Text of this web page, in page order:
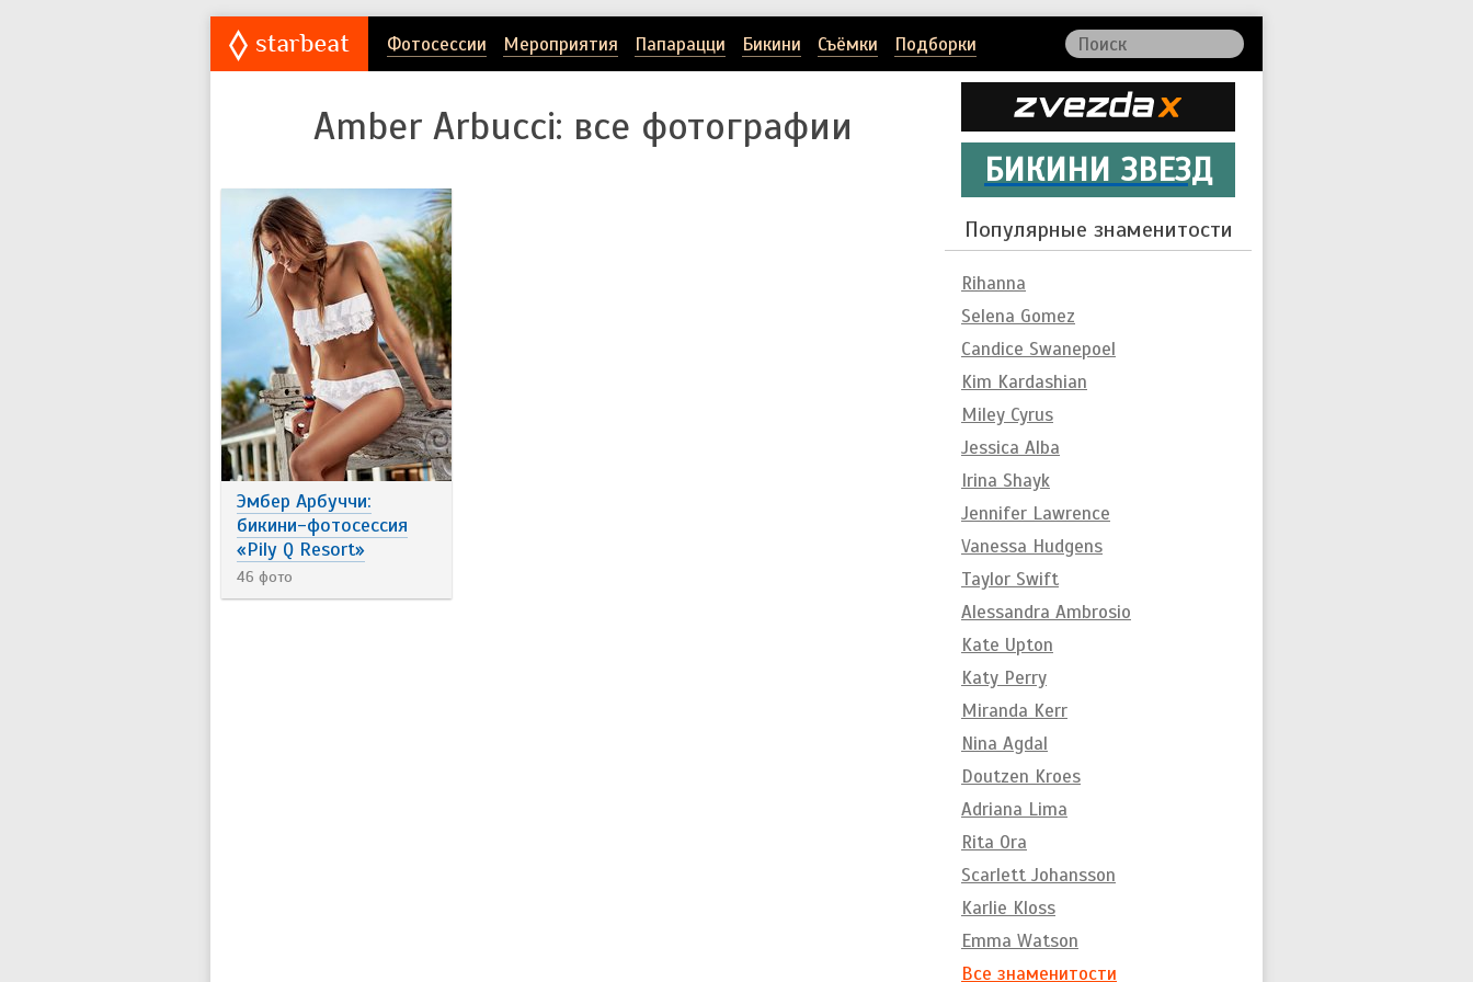
Фотосессии Мероприятия Папарацци Бикини Съёмки Подборки
Amber Arbucci: все фотографии
Эмбер Арбуччи:
бикини-фотосессия
«Pily Q Resort»
46 фото
БИКИНИ ЗВЕЗД
Популярные знаменитости
Rihanna
Selena Gomez
Candice Swanepoel
Kim Kardashian
Miley Cyrus
Jessica Alba
Irina Shayk
Jennifer Lawrence
Vanessa Hudgens
Taylor Swift
Alessandra Ambrosio
Kate Upton
Katy Perry
Miranda Kerr
Nina Agdal
Doutzen Kroes
Adriana Lima
Rita Ora
Scarlett Johansson
Karlie Kloss
Emma Watson
Все знаменитости